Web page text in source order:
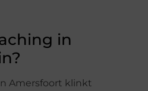
in
Amersfoort klinkt